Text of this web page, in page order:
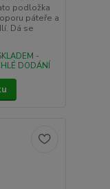
podložka
páteře a
Dá se
-
DODÁNÍ